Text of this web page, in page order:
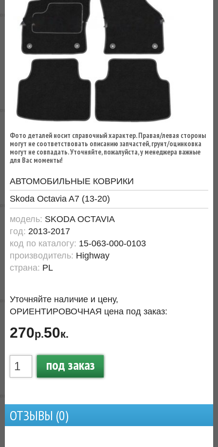
Фото деталей носит справочный характер. Правая/левая стороны
могут не соответствовать описанию запчастей, грунт/оцинковка
могут не совпадать. Уточняйте, пожалуйста, у менеджера важные
для Вас моменты!
АВТОМОБИЛЬНЫЕ КОВРИКИ
Skoda Octavia A7 (13-20)
модель: SKODA OCTAVIA
год: 2013-2017
код по каталогу: 15-063-000-0103
производитель: Highway
страна: PL
Уточняйте наличие и цену,
ОРИЕНТИРОВОЧНАЯ цена под заказ:
270р.50к.
под заказ
ОТЗЫВЫ (0)